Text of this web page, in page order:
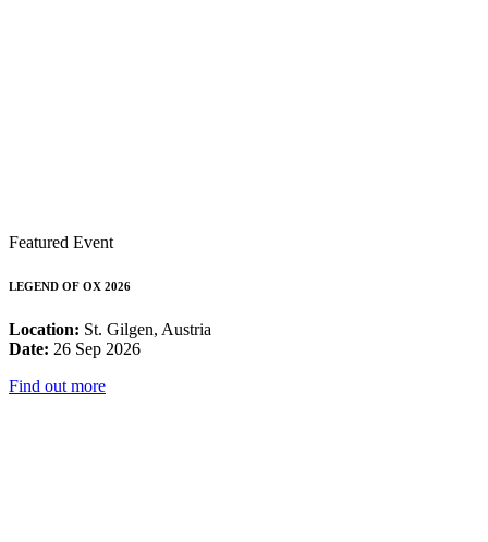
Featured Event
LEGEND OF OX 2026
Location: St. Gilgen, Austria
Date: 26 Sep 2026
Find out more